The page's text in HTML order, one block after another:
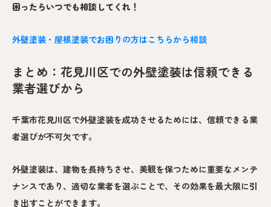
困ったらいつでも相談してくれ！
外壁塗装・屋根塗装でお困りの方はこちらから相談
まとめ：花見川区での外壁塗装は信頼できる
業者選びから
千葉市花見川区で外壁塗装を成功させるためには、信頼できる業
者選びが不可欠です。
外壁塗装は、建物を長持ちさせ、美観を保つために重要なメンテ
ナンスであり、適切な業者を選ぶことで、その効果を最大限に引
き出すことができます。